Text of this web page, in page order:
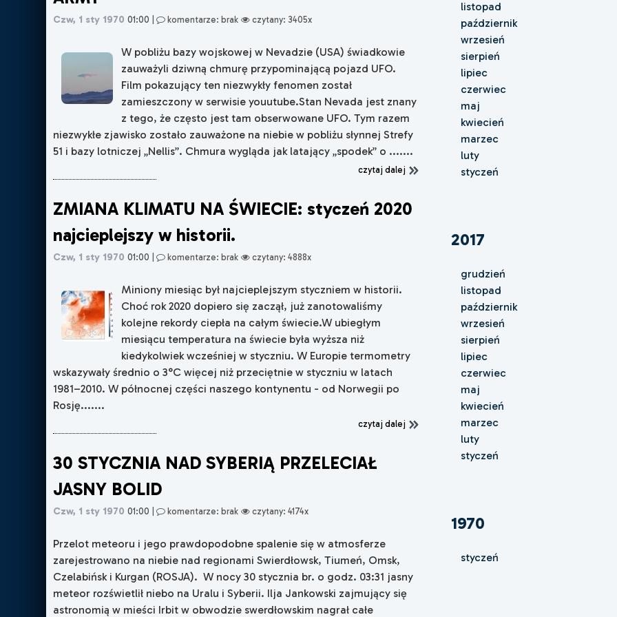
Czw, 1 sty 1970 01:00 | komentarze: brak czytany: 3405x
W pobliżu bazy wojskowej w Nevadzie (USA) świadkowie
zauważyli dziwną chmurę przypominającą pojazd UFO.
Film pokazujący ten niezwykły fenomen został
zamieszczony w serwisie youutube.Stan Nevada jest znany
z tego, że często jest tam obserwowane UFO. Tym razem
niezwykłe zjawisko zostało zauważone na niebie w pobliżu słynnej Strefy
51 i bazy lotniczej „Nellis”. Chmura wygląda jak latający „spodek” o .......
czytaj dalej
ZMIANA KLIMATU NA ŚWIECIE: styczeń 2020
najcieplejszy w historii.
Czw, 1 sty 1970 01:00 | komentarze: brak czytany: 4888x
Miniony miesiąc był najcieplejszym styczniem w historii.
Choć rok 2020 dopiero się zaczął, już zanotowaliśmy
kolejne rekordy ciepła na całym świecie.W ubiegłym
miesiącu temperatura na świecie była wyższa niż
kiedykolwiek wcześniej w styczniu. W Europie termometry
wskazywały średnio o 3°C więcej niż przeciętnie w styczniu w latach
1981–2010. W północnej części naszego kontynentu - od Norwegii po
Rosję.......
czytaj dalej
30 STYCZNIA NAD SYBERIĄ PRZELECIAŁ
JASNY BOLID
Czw, 1 sty 1970 01:00 | komentarze: brak czytany: 4174x
Przelot meteoru i jego prawdopodobne spalenie się w atmosferze
zarejestrowano na niebie nad regionami Swierdłowsk, Tiumeń, Omsk,
Czelabińsk i Kurgan (ROSJA). W nocy 30 stycznia br. o godz. 03:31 jasny
meteor rozświetlił niebo na Uralu i Syberii. Ilja Jankowski zajmujący się
astronomią w mieści Irbit w obwodzie swerdłowskim nagrał całe
listopad
październik
wrzesień
sierpień
lipiec
czerwiec
maj
kwiecień
marzec
luty
styczeń
2017
grudzień
listopad
październik
wrzesień
sierpień
lipiec
czerwiec
maj
kwiecień
marzec
luty
styczeń
1970
styczeń